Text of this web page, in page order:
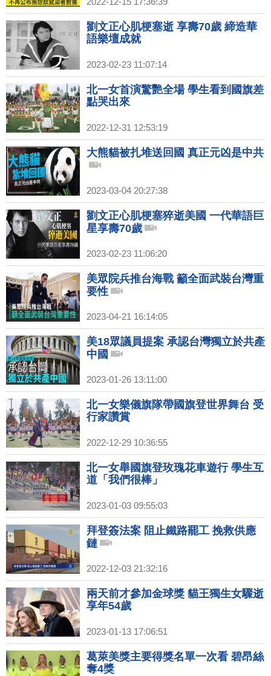
劉文正心肌梗塞逝 享壽70歲 締造華
語樂壇成就
2023-02-23 11:07:14
北一女首演驚艷全場 學生看到國旗差
點哭出來
2022-12-31 12:53:19
大熊貓被扎堆送回國 真正元凶是中共
2023-03-04 20:27:38
劉文正心肌梗塞猝逝美國 一代華語巨
星享壽70歲
2023-02-23 11:06:20
美眾院兵推台海戰 籲全面武裝台灣重
要性
2023-04-21 16:14:05
美18眾議員提案 承認台灣獨立於共產
中國
2023-01-26 13:11:00
北一女樂儀旗隊帶國旗登世界舞台 受
行家讚賞
2022-12-29 10:36:55
北一女舉國旗登玫瑰花車遊行 學生互
道「我們很棒」
2023-01-03 09:55:03
拜登簽法案 阻止鐵路罷工 挽救供應
鏈
2022-12-03 21:32:16
兩天前才參加金球獎 貓王獨生女驟逝
享年54歲
2023-01-13 17:06:51
葛萊美獎主要得獎名單一次看 碧昂絲
奪4獎